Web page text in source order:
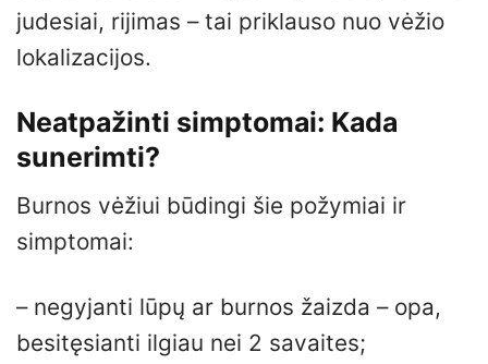
judesiai, rijimas – tai priklauso nuo vėžio
lokalizacijos.
Neatpažinti simptomai: Kada
sunerimti?
Burnos vėžiui būdingi šie požymiai ir
simptomai:
– negyjanti lūpų ar burnos žaizda – opa,
besitęsianti ilgiau nei 2 savaites;